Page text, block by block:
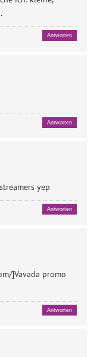
Antworten
Antworten
yep
Antworten
]Vavada promo
Antworten